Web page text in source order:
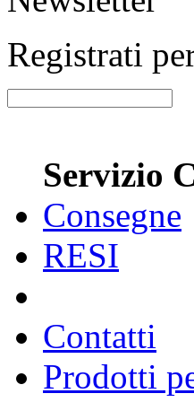
Registrati
Servizio
Consegne
RESI
Contatti
Prodotti